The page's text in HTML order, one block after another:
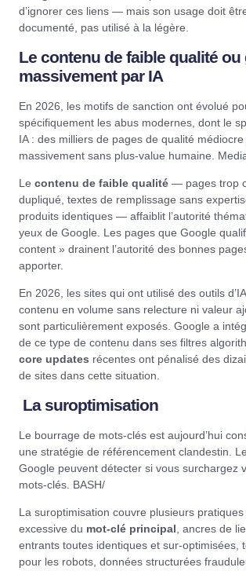
d’ignorer ces liens — mais son usage doit
documenté, pas utilisé à la légère.
Le contenu de faible qualité ou
massivement par IA
En 2026, les motifs de sanction ont évolué
spécifiquement les abus modernes, dont le
IA : des milliers de pages de qualité
massivement sans plus-value humaine.
Le contenu de faible qualité — pages trop
dupliqué, textes de remplissage sans
produits identiques — affaiblit l’autorité
yeux de Google. Les pages que Google
content » drainent l’autorité des bonnes
apporter.
En 2026, les sites qui ont utilisé des outils
contenu en volume sans relecture ni valeur
sont particulièrement exposés. Google a
de ce type de contenu dans ses filtres
core updates récentes ont pénalisé des
de sites dans cette situation.
La suroptimisation
Le bourrage de mots-clés est aujourd’hui
une stratégie de référencement clandestin.
Google peuvent détecter si vous surchargez
mots-clés. BASH/
La suroptimisation couvre plusieurs
excessive du mot-clé principal, ancres de
entrants toutes identiques et sur-optimisées,
pour les robots, données structurées